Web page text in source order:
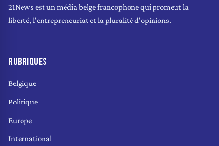
21News est un média belge francophone qui promeut la
liberté, l'entrepreneuriat et la pluralité d'opinions.
RUBRIQUES
Belgique
Politique
Europe
International